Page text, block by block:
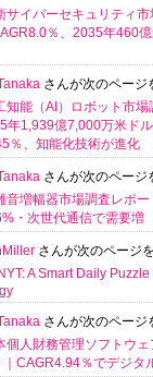
サイバーセキュリティ
％、2035年460
さんが次のページ
知能（AI）ロボット市場
年1,939億7,000万米ド
％、知能化技術が進化
さんが次のページ
音増幅器市場調査レポー
・次世代通信で需要増
さんが次のページ
A Smart Daily
さんが次のページ
個人財務管理ソフトウ
CAGR4.94％でデジタ